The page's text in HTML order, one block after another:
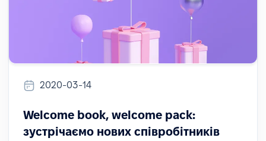
2020-03-14
Welcome book, welcome pack:
зустрічаємо нових співробітників